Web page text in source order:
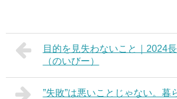
目的を見失わないこと｜2024
（のいびー）
”失敗”は悪いことじゃない。暮